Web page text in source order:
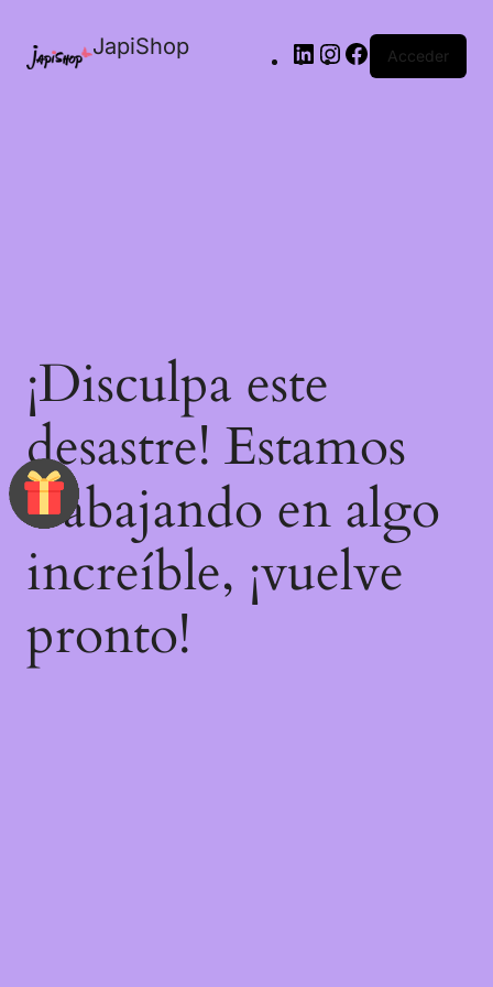
JapiShop Acceder
¡Disculpa este
desastre! Estamos
trabajando en algo
increíble, ¡vuelve
pronto!